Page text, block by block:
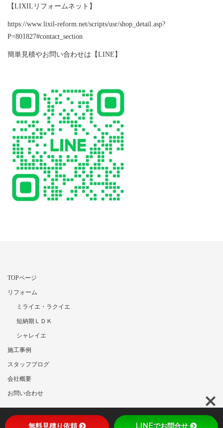
【LIXILリフォームネット】
https://www.lixil-reform.net/scripts/usr/shop_detail.asp?
P=801827#contact_section
簡単見積やお問い合わせは【LINE】
TOPページ
リフォーム
ミライエ・ラクイエ
短納期ＬＤＫ
シャレイエ
施工事例
スタッフブログ
会社概要
お問い合わせ
無料見積り依頼 LINEでお問合せ